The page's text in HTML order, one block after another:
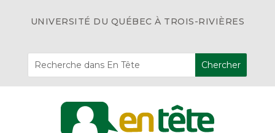
UNIVERSITÉ DU QUÉBEC À TROIS-RIVIÈRES